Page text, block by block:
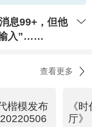
息99+，但他
输入”……
查看更多
楷模发布
《
厅》